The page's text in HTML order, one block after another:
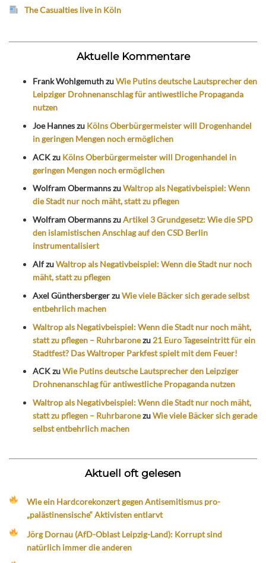
The Casualties live in Köln
Aktuelle Kommentare
Frank WohlgemuthzuWie Putins deutsche Lautsprecher den
Leipziger Drohnenanschlag für antiwestliche Propaganda
nutzen
Joe Hanneszu Kölns Oberbürgermeister will Drogenhandel
in geringen Mengen noch ermöglichen
ACKzu Kölns Oberbürgermeister will Drogenhandel in
geringen Mengen noch ermöglichen
Wolfram ObermannszuWaltrop als Negativbeispiel: Wenn
die Stadt nur noch mäht, statt zu pflegen
Wolfram ObermannszuArtikel 3 Grundgesetz: Wie die SPD
den islamistischen Anschlag auf den CSD Berlin
instrumentalisiert
AlfzuWaltrop als Negativbeispiel: Wenn die Stadt nur noch
mäht, statt zu pflegen
Axel GünthersbergerzuWie viele Bäcker sich gerade selbst
entbehrlich machen
Waltrop als Negativbeispiel: Wenn die Stadt nur noch mäht,
statt zu pflegen – Ruhrbaronezu 21 Euro Tageseintritt für ein
Stadtfest? Das Waltroper Parkfest spielt mit dem Feuer!
ACKzuWie Putins deutsche Lautsprecher den Leipziger
Drohnenanschlag für antiwestliche Propaganda nutzen
Waltrop als Negativbeispiel: Wenn die Stadt nur noch mäht,
statt zu pflegen – RuhrbaronezuWie viele Bäcker sich gerade
selbst entbehrlich machen
Aktuell oft gelesen
Wie ein Hardcorekonzert gegen Antisemitismus pro-
„palästinensische“ Aktivisten entlarvt
Jörg Dornau (AfD-Oblast Leipzig-Land): Korrupt sind
natürlich immer die anderen